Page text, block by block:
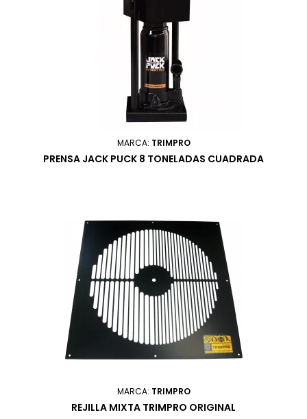
MARCA: TRIMPRO
PRENSA JACK PUCK 8 TONELADAS CUADRADA
MARCA: TRIMPRO
REJILLA MIXTA TRIMPRO ORIGINAL